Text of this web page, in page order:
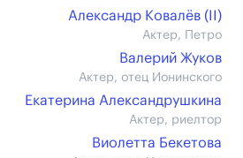
Александр Ковалёв (II)
Актер, Петро
Валерий Жуков
Актер, отец Ионинского
Екатерина Александрушкина
Актер, риелтор
Виолетта Бекетова